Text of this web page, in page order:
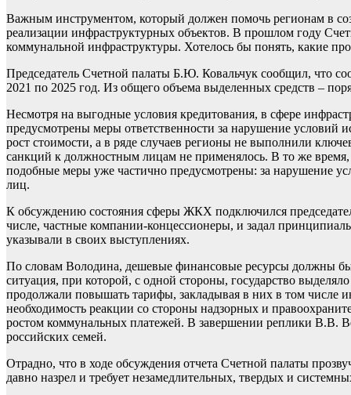
Важным инструментом, который должен помочь регионам в
реализации инфраструктурных объектов. В прошлом году
коммунальной инфраструктуры. Хотелось бы понять, какие
Председатель Счетной палаты Б.Ю. Ковальчук сообщил, что
2021 по 2025 год. Из общего объема выделенных средств –
Несмотря на выгодные условия кредитования, в сфере
предусмотрены меры ответственности за нарушение условий
рост стоимости, а в ряде случаев регионы не выполнили
санкций к должностным лицам не применялось. В то же
подобные меры уже частично предусмотрены: за нарушение
лиц.
К обсуждению состояния сферы ЖКХ подключился
числе, частные компании-концессионеры, и задал
указывали в своих выступлениях.
По словам Володина, дешевые финансовые ресурсы должны
ситуация, при которой, с одной стороны, государство
продолжали повышать тарифы, закладывая в них в том числе
необходимость реакции со стороны надзорных и
ростом коммунальных платежей. В завершении реплики В.В.
российских семей.
Отрадно, что в ходе обсуждения отчета Счетной палаты
давно назрел и требует незамедлительных, твердых и